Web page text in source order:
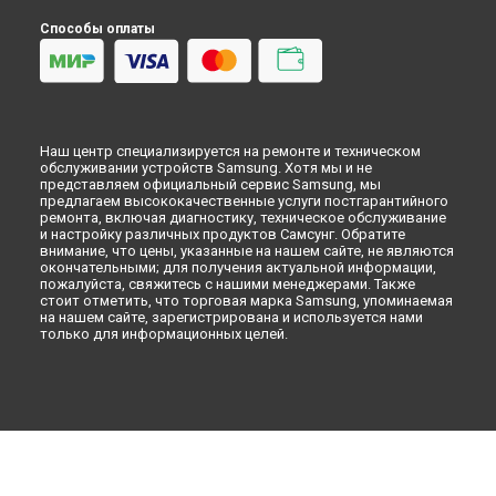
Кондиционер
Духовой шкаф
Вытяжка
Способы оплаты
Наш центр специализируется на ремонте и техническом
обслуживании устройств Samsung. Хотя мы и не
представляем официальный сервис Samsung, мы
предлагаем высококачественные услуги постгарантийного
ремонта, включая диагностику, техническое обслуживание
и настройку различных продуктов Самсунг. Обратите
внимание, что цены, указанные на нашем сайте, не являются
окончательными; для получения актуальной информации,
пожалуйста, свяжитесь с нашими менеджерами. Также
стоит отметить, что торговая марка Samsung, упоминаемая
на нашем сайте, зарегистрирована и используется нами
только для информационных целей.